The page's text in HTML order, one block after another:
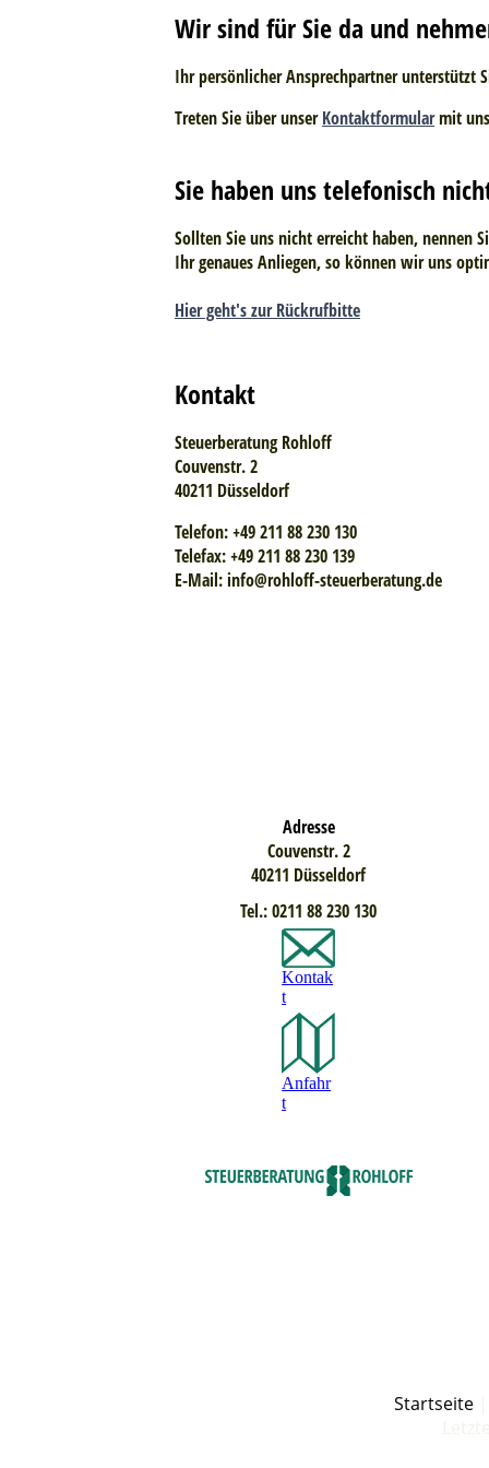
Wir sind für Sie da und
Ihr persönlicher Ansprechpartner unterstützt
Treten Sie über unserKontaktformularmit uns
Sie haben uns telefonisch
Sollten Sie uns nicht erreicht haben, nennen
Ihr genaues Anliegen, so können wir uns
Hier geht's zur Rückrufbitte
Kontakt
Steuerberatung Rohloff
Couvenstr. 2
40211 Düsseldorf
Telefon: +49 211 88 230 130
Telefax: +49 211 88 230 139
E-Mail: info@rohloff-steuerberatung.de
Adresse
Couvenstr. 2
40211 Düsseldorf
Tel.: 0211 88 230 130
Kontak
t
Anfahr
t
Startseite